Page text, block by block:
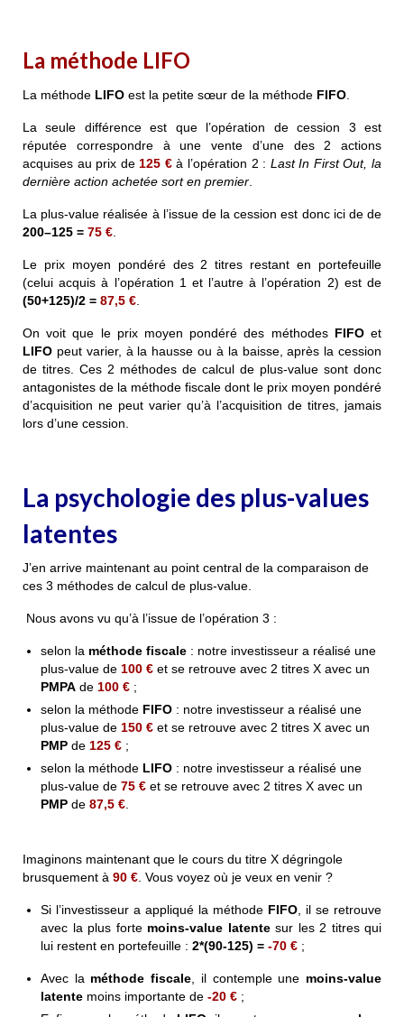
La méthode LIFO
La méthode LIFO est la petite sœur de la méthode FIFO.
La seule différence est que l’opération de cession 3 est
réputée correspondre à une vente d’une des 2 actions
acquises au prix de125 €à l’opération 2 : Last In First Out, la
dernière action achetée sort en premier.
La plus-value réalisée à l’issue de la cession est donc ici de de
200–125 = 75 €.
Le prix moyen pondérédes 2 titres restant en portefeuille
(celui acquis à l’opération 1 et l’autre à l’opération 2) est de
(50+125)/2 = 87,5 €.
On voit que le prix moyen pondéré des méthodes FIFOet
LIFO peut varier, à la hausse ou à la baisse, après la cession
de titres. Ces 2 méthodes de calcul de plus-value sont donc
antagonistes de la méthode fiscale dont le prix moyen pondéré
d’acquisition ne peut varier qu’à l’acquisition de titres, jamais
lors d’une cession.
La psychologie des plus-values
latentes
J’en arrive maintenant au point central de la comparaison de
ces 3 méthodes de calcul de plus-value.
Nous avons vu qu’à l’issue de l’opération 3 :
selon la méthode fiscale : notre investisseur a réalisé une
plus-value de 100 € et se retrouve avec 2 titres X avec un
PMPA de 100 € ;
selon la méthode FIFO : notre investisseur a réalisé une
plus-value de 150 € et se retrouve avec 2 titres X avec un
PMP de 125 € ;
selon la méthode LIFO : notre investisseur a réalisé une
plus-value de 75 € et se retrouve avec 2 titres X avec un
PMP de 87,5 €.
Imaginons maintenant que le cours du titre X dégringole
brusquement à 90 €. Vous voyez où je veux en venir ?
Si l’investisseur a appliqué la méthode FIFO, il se retrouve
avec la plus forte moins-value latentesur les 2 titres qui
lui restent en portefeuille : 2*(90-125) = -70 € ;
Avec la méthode fiscale, il contemple une moins-value
latente moins importante de -20 € ;